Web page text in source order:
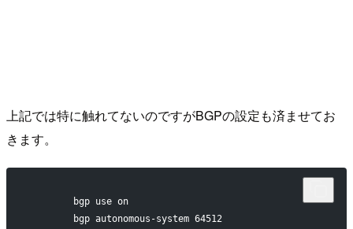
上記では特に触れてないのですがBGPの設定も済ませてお
きます。
	bgp use on
	bgp autonomous-system 64512